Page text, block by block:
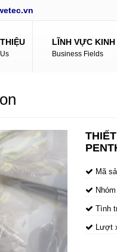
LĨNH VỰC
Business Fields
Mã
Tình
Lượt